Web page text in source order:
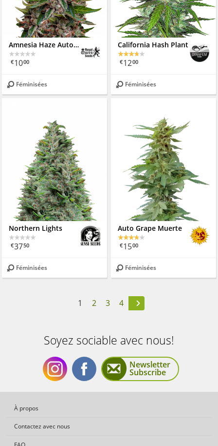
Amnesia Haze Automatic
€1000
Féminisées
California Hash Plant
€1200
Féminisées
Northern Lights
€3750
Féminisées
Auto Grape Muerte
€1500
Féminisées
1 2 3 4
Soyez sociable avec nous!
SoyezSoyez
Newsletter
Subscribe
À propos
Contactez avec nous